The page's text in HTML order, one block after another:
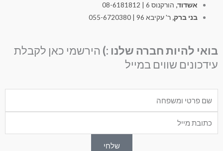
אשדוד,הורקנוס 6 | 08-6181812
בני ברק,ר' עקיבא 96 | 055-6720380
בואי להיות חברה שלנו :)הירשמי כאן לקבלת
עידכונים שווים במייל
שלחי